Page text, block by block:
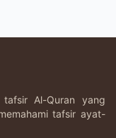
Al-Quran yang
tafsir ayat-